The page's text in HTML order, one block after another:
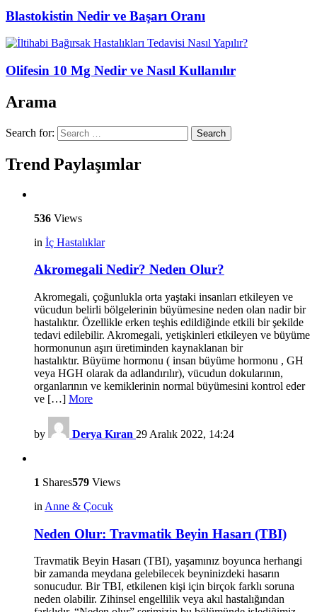
Blastokistin Nedir ve Başarı Oranı
Olifesin 10 Mg Nedir ve Nasıl Kullanılır
Arama
Search for: Search
Trend Paylaşımlar
536 Views
in İç Hastalıklar
Akromegali Nedir? Neden Olur?
Akromegali, çoğunlukla orta yaştaki insanları etkileyen ve
vücudun belirli bölgelerinin büyümesine neden olan nadir bir
hastalıktır. Özellikle erken teşhis edildiğinde etkili bir şekilde
tedavi edilebilir. Akromegali, yetişkinleri etkileyen ve büyüme
hormonunun aşırı üretiminden kaynaklanan bir
hastalıktır. Büyüme hormonu ( insan büyüme hormonu , GH
veya HGH olarak da adlandırılır), vücudun dokularının,
organlarının ve kemiklerinin normal büyümesini kontrol eder
ve […] More
by Derya Kıran 29 Aralık 2022, 14:24
1 Shares579 Views
in Anne & Çocuk
Neden Olur: Travmatik Beyin Hasarı (TBI)
Travmatik Beyin Hasarı (TBI), yaşamınız boyunca herhangi
bir zamanda meydana gelebilecek beyninizdeki hasarın
sonucudur. Bir TBI, etkilenen kişi için birçok farklı soruna
neden olabilir. Zihinsel engellilik veya akıl hastalığından